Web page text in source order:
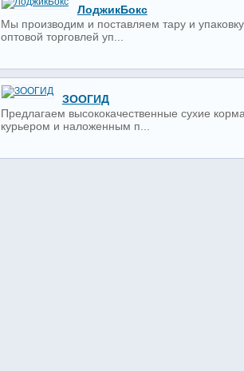
ЛоджикБокс
Мы производим и поставляем тару и
оптовой торговлей уп...
ЗООГИД
Предлагаем высококачественные сухие
курьером и наложенным п...